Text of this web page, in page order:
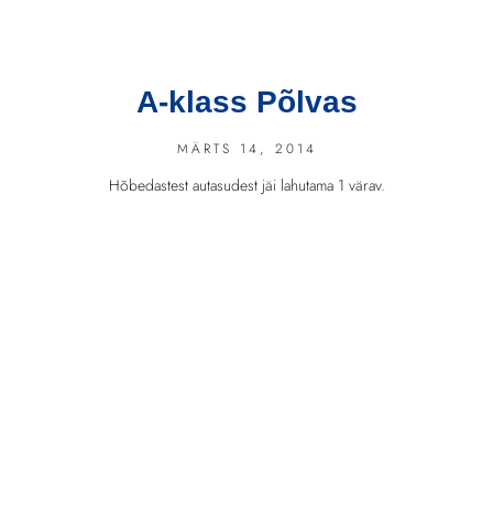
A-klass Põlvas
MÄRTS 14, 2014
Hõbedastest autasudest jäi lahutama 1 värav.